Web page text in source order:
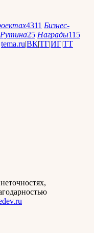
4311 Бизнес-
Рутина25 Награды115
tema.ruВКТГИГТТ